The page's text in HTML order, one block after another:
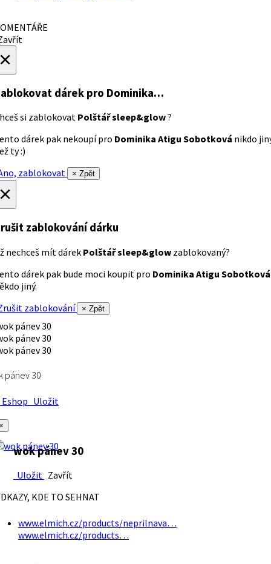
dárek pro Dominika…
si zablokovat Polštář sleep&glow?
dárek pak nekoupí pro Dominika Atigu Sobotková nikdo
ty :)
zablokovat
× Zpět
zablokování dárku
nechceš mít dárek Polštář sleep&glow zablokovaný?
dárek pak bude moci koupit pro Dominika Atigu Sobotková
jiný.
zablokování
× Zpět
pánev 30
Uložit
wok pánev 30
Uložit Zavřít
KDE TO SEHNAT
www.elmich.cz/products/neprilnava…
www.elmich.cz/products…